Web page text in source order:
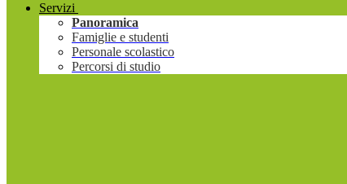
Servizi
Panoramica
Famiglie e studenti
Personale scolastico
Percorsi di studio